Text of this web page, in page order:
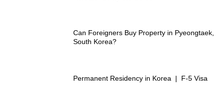
Can Foreigners Buy Property in Pyeongtaek,
South Korea?
Permanent Residency in Korea | F-5 Visa